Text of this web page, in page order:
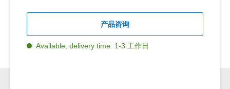
产品咨询
Available, delivery time: 1-3 工作日